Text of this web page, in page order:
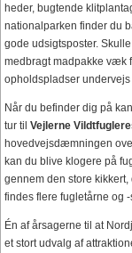
heder, bugtende
nationalparken finder du
gode udsigtsposter.
medbragt madpakke væk
opholdspladser undervejs
Når du befinder dig på
tur til Vejlerne
hovedvejsdæmningen
kan du blive klogere på
gennem den store kikkert,
findes flere fugletårne og
Én af årsagerne til at
et stort udvalg af